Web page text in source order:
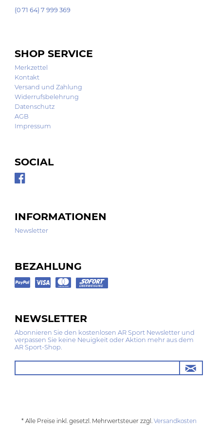
(0 71 64) 7 999 369
SHOP SERVICE
Merkzettel
Kontakt
Versand und Zahlung
Widerrufsbelehrung
Datenschutz
AGB
Impressum
SOCIAL
INFORMATIONEN
Newsletter
BEZAHLUNG
NEWSLETTER
Abonnieren Sie den kostenlosen AR Sport Newsletter und
verpassen Sie keine Neuigkeit oder Aktion mehr aus dem
AR Sport-Shop.
* Alle Preise inkl. gesetzl. Mehrwertsteuer zzgl. Versandkosten